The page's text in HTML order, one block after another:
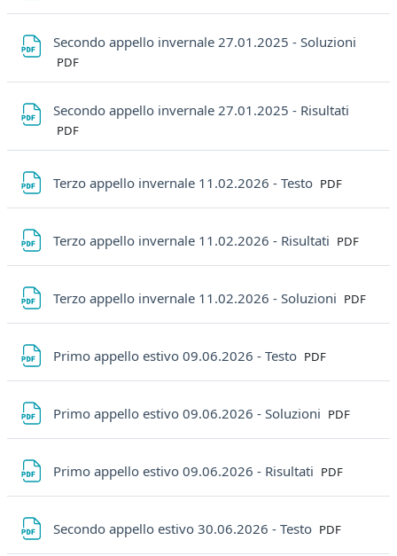
Secondo appello invernale 27.01.2025 - Soluzioni
PDF
Secondo appello invernale 27.01.2025 - Risultati
PDF
Terzo appello invernale 11.02.2026 - Testo File
PDF
Terzo appello invernale 11.02.2026 - Risultati File
PDF
Terzo appello invernale 11.02.2026 - Soluzioni File
PDF
Primo appello estivo 09.06.2026 - Testo File
PDF
Primo appello estivo 09.06.2026 - Soluzioni File
PDF
Primo appello estivo 09.06.2026 - Risultati File
PDF
Secondo appello estivo 30.06.2026 - Testo File
PDF